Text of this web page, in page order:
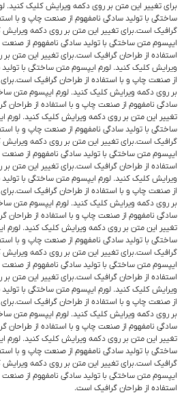
برای تغییر این متن بر روی دکمه ویرایش کلیک کنید.
ساختگی با تولید سادگی نامفهوم از صنعت چاپ و با
گرافیک است.برای تغییر این متن بر روی دکمه ویرایش
ایپسوم متن ساختگی با تولید سادگی نامفهوم از صنعت
استفاده از طراحان گرافیک است.برای تغییر این متن
ویرایش کلیک کنید. لورم ایپسوم متن ساختگی با
از صنعت چاپ و با استفاده از طراحان گرافیک
بر روی دکمه ویرایش کلیک کنید. لورم ایپسوم متن
سادگی نامفهوم از صنعت چاپ و با استفاده از طراحان
تغییر این متن بر روی دکمه ویرایش کلیک کنید. لورم
ساختگی با تولید سادگی نامفهوم از صنعت چاپ و با
گرافیک است.برای تغییر این متن بر روی دکمه ویرایش
ایپسوم متن ساختگی با تولید سادگی نامفهوم از صنعت
استفاده از طراحان گرافیک است.برای تغییر این متن
ویرایش کلیک کنید. لورم ایپسوم متن ساختگی با
از صنعت چاپ و با استفاده از طراحان گرافیک
بر روی دکمه ویرایش کلیک کنید. لورم ایپسوم متن
سادگی نامفهوم از صنعت چاپ و با استفاده از طراحان
تغییر این متن بر روی دکمه ویرایش کلیک کنید. لورم
ساختگی با تولید سادگی نامفهوم از صنعت چاپ و با
گرافیک است.برای تغییر این متن بر روی دکمه ویرایش
ایپسوم متن ساختگی با تولید سادگی نامفهوم از صنعت
استفاده از طراحان گرافیک است.برای تغییر این متن
ویرایش کلیک کنید. لورم ایپسوم متن ساختگی با
از صنعت چاپ و با استفاده از طراحان گرافیک
بر روی دکمه ویرایش کلیک کنید. لورم ایپسوم متن
سادگی نامفهوم از صنعت چاپ و با استفاده از طراحان
تغییر این متن بر روی دکمه ویرایش کلیک کنید. لورم
ساختگی با تولید سادگی نامفهوم از صنعت چاپ و با
گرافیک است.برای تغییر این متن بر روی دکمه ویرایش
ایپسوم متن ساختگی با تولید سادگی نامفهوم از صنعت
استفاده از طراحان گرافیک است.